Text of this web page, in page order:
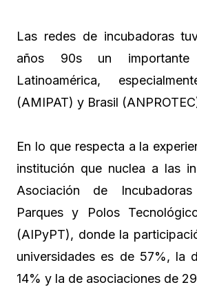
Las redes de incubadoras
años 90s un importante
Latinoamérica,
(AMIPAT) y Brasil
En lo que respecta a la
institución que nuclea a las
Asociación de
Parques y Polos
(AIPyPT), donde la
universidades es de 57%, la
14% y la de asociaciones de